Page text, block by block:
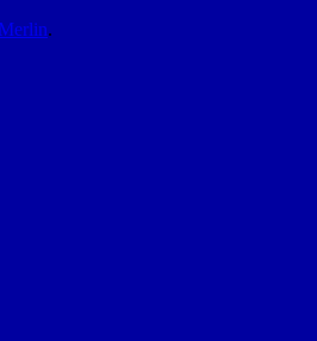
Merlin.